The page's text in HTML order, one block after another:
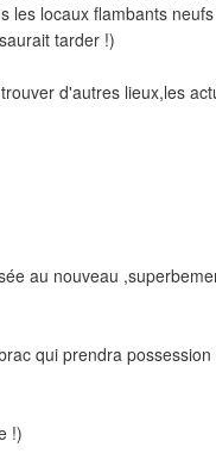
les locaux flambants
tarder !)
d'autres lieux,les
au nouveau
qui prendra
!)